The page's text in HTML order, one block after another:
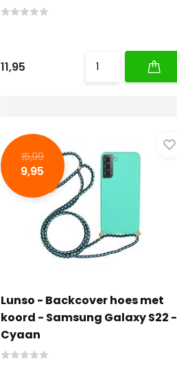
11,95
15,99
9,95
Lunso - Backcover hoes met
koord - Samsung Galaxy S22 -
Cyaan